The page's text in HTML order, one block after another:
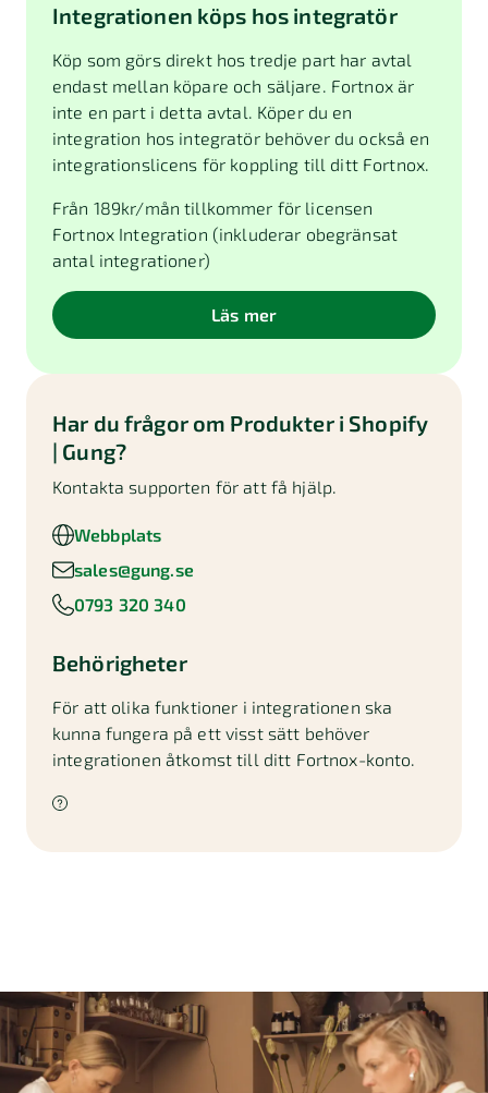
Integrationen köps hos integratör
Köp som görs direkt hos tredje part har avtal
endast mellan köpare och säljare. Fortnox är
inte en part i detta avtal. Köper du en
integration hos integratör behöver du också en
integrationslicens för koppling till ditt Fortnox.
Från 189kr/mån tillkommer för licensen
Fortnox Integration (inkluderar obegränsat
antal integrationer)
Läs mer
Har du frågor om Produkter i Shopify
| Gung?
Kontakta supporten för att få hjälp.
Webbplats
sales@gung.se
0793 320 340
Behörigheter
För att olika funktioner i integrationen ska
kunna fungera på ett visst sätt behöver
integrationen åtkomst till ditt Fortnox-konto.